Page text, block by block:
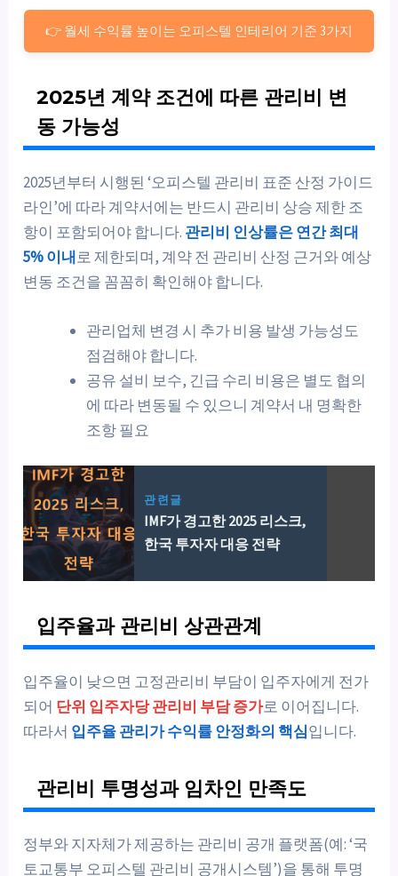
👉 월세 수익률 높이는 오피스텔 인테리어 기준 3가지
2025년 계약 조건에 따른 관리비 변
동 가능성
2025년부터 시행된 ‘오피스텔 관리비 표준 산정 가이드
라인’에 따라 계약서에는 반드시 관리비 상승 제한 조
항이 포함되어야 합니다. 관리비 인상률은 연간 최대
5% 이내로 제한되며, 계약 전 관리비 산정 근거와 예상
변동 조건을 꼼꼼히 확인해야 합니다.
관리업체 변경 시 추가 비용 발생 가능성도
점검해야 합니다.
공유 설비 보수, 긴급 수리 비용은 별도 협의
에 따라 변동될 수 있으니 계약서 내 명확한
조항 필요
관련글
IMF가 경고한 2025 리스크,
한국 투자자 대응 전략
입주율과 관리비 상관관계
입주율이 낮으면 고정관리비 부담이 입주자에게 전가
되어 단위 입주자당 관리비 부담 증가로 이어집니다.
따라서 입주율 관리가 수익률 안정화의 핵심입니다.
관리비 투명성과 임차인 만족도
정부와 지자체가 제공하는 관리비 공개 플랫폼(예: ‘국
토교통부 오피스텔 관리비 공개시스템’)을 통해 투명